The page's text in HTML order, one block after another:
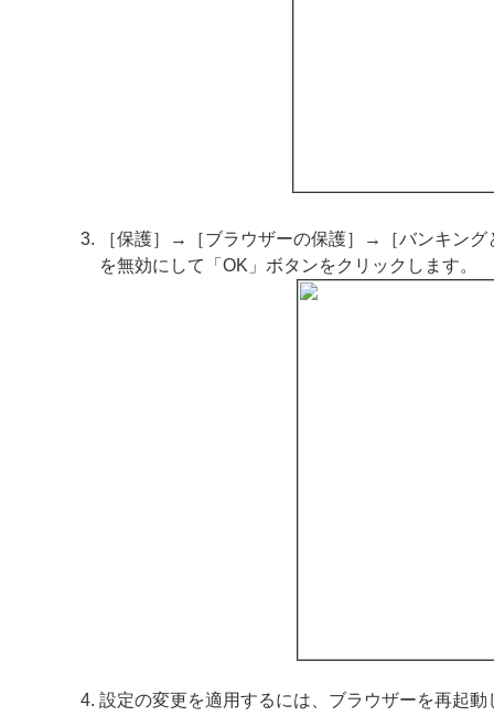
［保護］→［ブラウザーの保護］→［バンキン
を無効にして「OK」ボタンをクリックします。
設定の変更を適用するには、ブラウザーを再起